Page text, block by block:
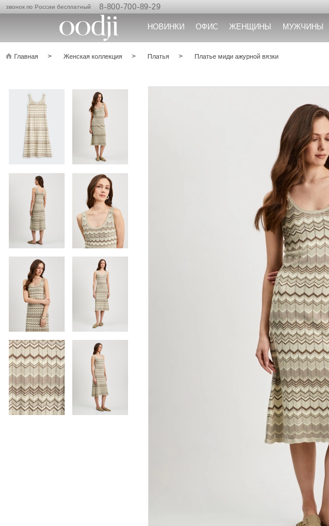
звонок по России бесплатный 8-800-700-89-29
НОВИНКИ ОФИС ЖЕНЩИНЫ МУЖЧИНЫ
Главная Женская коллекция Платья Платье миди ажурной вязки